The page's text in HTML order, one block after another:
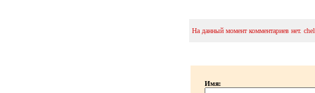
На данный момент комментариев нет.
Имя: